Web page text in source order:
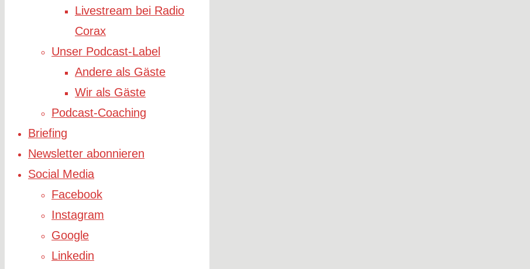
Livestream bei Radio
Corax
Unser Podcast-Label
Andere als Gäste
Wir als Gäste
Podcast-Coaching
Briefing
Newsletter abonnieren
Social Media
Facebook
Instagram
Google
Linkedin